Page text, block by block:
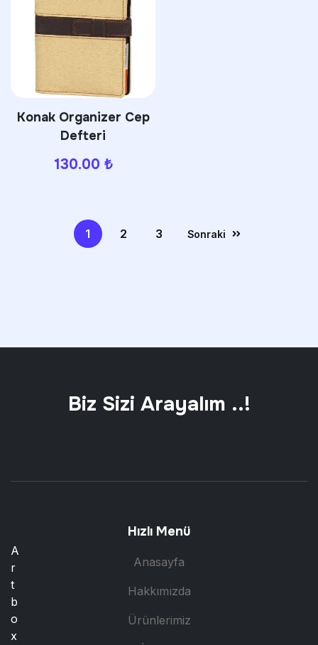
Konak Organizer Cep
Defteri
130.00 ₺
1 2 3 Sonraki
Biz Sizi Arayalım ..!
A
r
t
b
o
x
Hızlı Menü
Anasayfa
Hakkımızda
Ürünlerimiz